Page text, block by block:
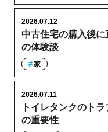
中古住宅の購入後に
の体験談
2026.07.12
家
トイレタンクのト
の重要性
2026.07.11